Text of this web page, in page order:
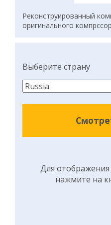
Реконструированный
оригинального
Выберите страну
Для
нажмите на